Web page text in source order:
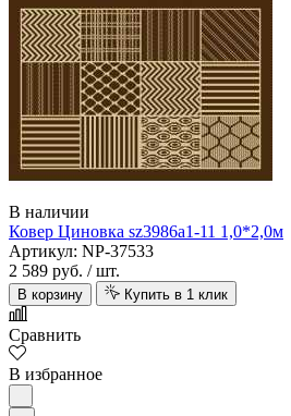
В наличии
Ковер Циновка sz3986а1-11 1,0*2,0м
Артикул: NP-37533
2 589 руб. / шт.
В корзину Купить в 1 клик
Сравнить
В избранное